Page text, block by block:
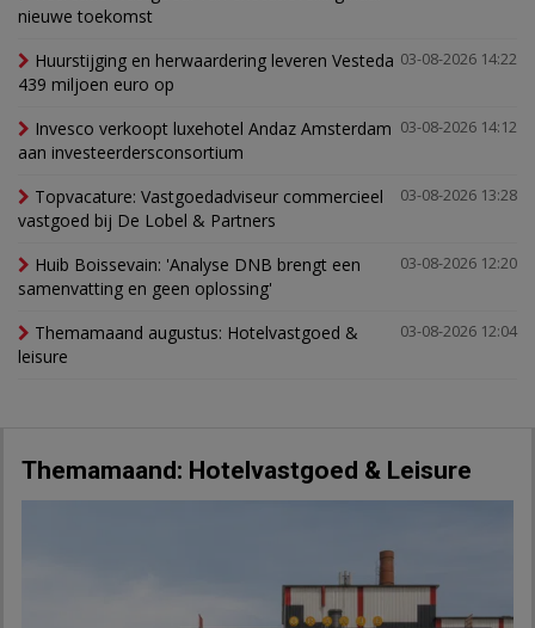
nieuwe toekomst
03-08-2026 14:22
Huurstijging en herwaardering leveren Vesteda
439 miljoen euro op
03-08-2026 14:12
Invesco verkoopt luxehotel Andaz Amsterdam
aan investeerdersconsortium
03-08-2026 13:28
Topvacature: Vastgoedadviseur commercieel
vastgoed bij De Lobel & Partners
03-08-2026 12:20
Huib Boissevain: 'Analyse DNB brengt een
samenvatting en geen oplossing'
03-08-2026 12:04
Themamaand augustus: Hotelvastgoed &
leisure
Themamaand: Hotelvastgoed & Leisure